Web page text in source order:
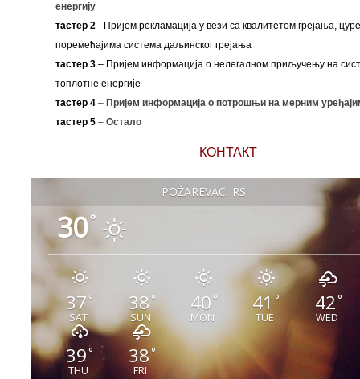
енергију
тастер 2–Пријем рекламација у вези са квалитетом грејања,
поремећајима система даљинског грејања
тастер 3– Пријем информација о нелегалном приључењу на
топлотне енергије
тастер 4 – Пријем информација о потрошњи на мерним
тастер 5 – Остало
КОНТАКТ
POŽAREVAC, RS
30°
37°
SAT
38°
SUN
40 °
MON
41°
TUE
42°
WED
39°
THU
38°
FRI